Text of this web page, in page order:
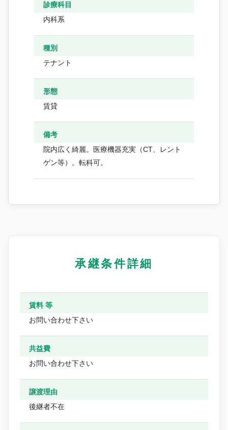
診療科目
内科系
種別
テナント
形態
賃貸
備考
院内広く綺麗。医療機器充実（CT、レント
ゲン等）。転科可。
承継条件詳細
賃料 等
お問い合わせ下さい
共益費
お問い合わせ下さい
譲渡理由
後継者不在